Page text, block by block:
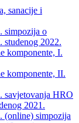
sanacije i
simpozija o
studenog 2022.
komponente, I.
komponente, II.
savjetovanja HRO
2021.
(online) simpozija